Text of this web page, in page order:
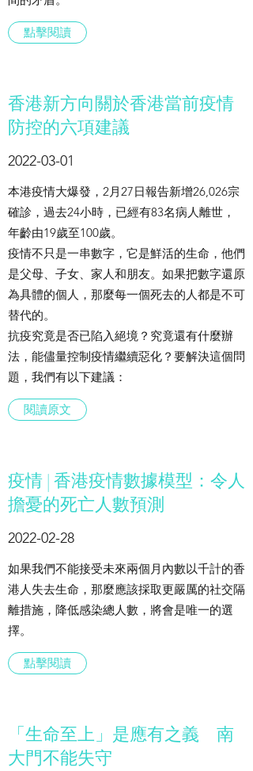
點擊閱讀
香港新方向關於香港當前疫情
防控的六項建議
2022-03-01
本港疫情大爆發，2月27日報告新增26,026宗
確診，過去24小時，已經有83名病人離世，
年齡由19歲至100歲。
疫情不只是一串數字，它是鮮活的生命，他們
是父母、子女、家人和朋友。如果把數字還原
為具體的個人，那麼每一個死去的人都是不可
替代的。
抗疫究竟是否已陷入絕境？究竟還有什麼辦
法，能儘量控制疫情繼續惡化？要解決這個問
題，我們有以下建議：
閱讀原文
​疫情 | 香港疫情數據模型：令人
擔憂的死亡人數預測
2022-02-28
如果我們不能接受未來兩個月內數以千計的香
港人失去生命，那麼應該採取更嚴厲的社交隔
離措施，降低感染總人數，將會是唯一的選
擇。
點擊閱讀
「生命至上」是應有之義 南
大門不能失守